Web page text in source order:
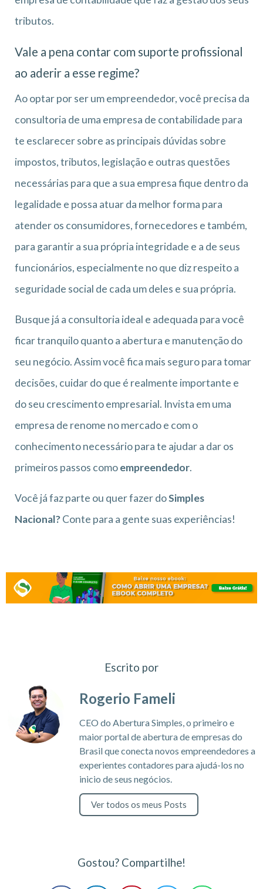
tributos.
Vale a pena contar com suporte profissional
ao aderir a esse regime?
Ao optar por ser um empreendedor, você precisa da
consultoria de uma empresa de contabilidade para
te esclarecer sobre as principais dúvidas sobre
impostos, tributos, legislação e outras questões
necessárias para que a sua empresa fique dentro da
legalidade e possa atuar da melhor forma para
atender os consumidores, fornecedores e também,
para garantir a sua própria integridade e a de seus
funcionários, especialmente no que diz respeito a
seguridade social de cada um deles e sua própria.
Busque já a consultoria ideal e adequada para você
ficar tranquilo quanto a abertura e manutenção do
seu negócio. Assim você fica mais seguro para tomar
decisões, cuidar do que é realmente importante e
do seu crescimento empresarial. Invista em uma
empresa de renome no mercado e com o
conhecimento necessário para te ajudar a dar os
primeiros passos comoempreendedor.
Você já faz parte ou quer fazer doSimples
Nacional?Conte para a gente suas experiências!
Escrito por
Rogerio Fameli
CEO do Abertura Simples, o primeiro e
maior portal de abertura de empresas do
Brasil que conecta novos empreendedores a
experientes contadores para ajudá-los no
inicio de seus negócios.
Ver todos os meus Posts
Gostou? Compartilhe!